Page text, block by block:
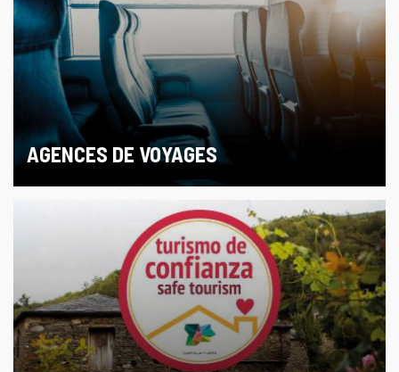
AGENCES DE VOYAGES